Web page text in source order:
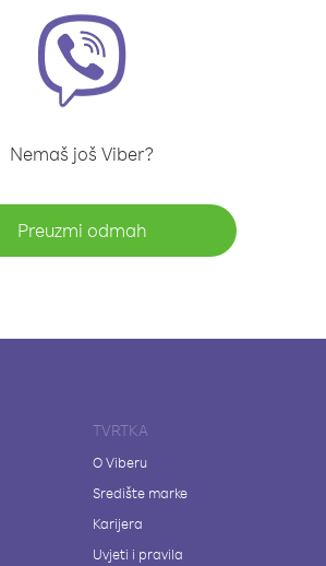
Nemaš još Viber?
Preuzmi odmah
TVRTKA
O Viberu
Središte marke
Karijera
Uvjeti i pravila